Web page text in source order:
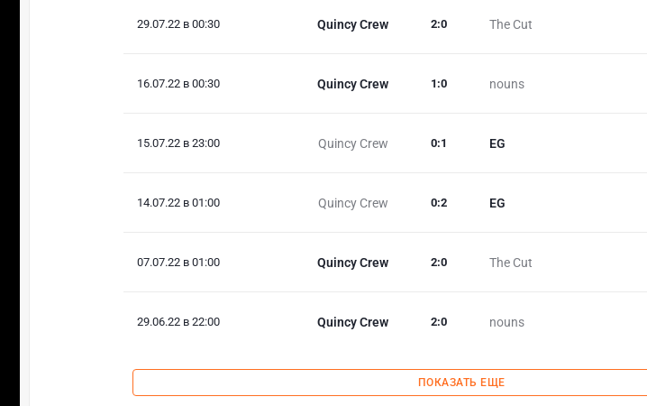
29.07.22 в 00:30 Quincy Crew The Cut
2:0
16.07.22 в 00:30 Quincy Crew nouns
1 :0
15.07.22 в 23:00 Quincy Crew EG
0:1
14.07.22 в 01:00 Quincy Crew EG
0:2
07.07.22 в 01:00 Quincy Crew The Cut
2:0
29.06.22 в 22:00 Quincy Crew nouns
2:0
ПОКАЗАТЬ ЕЩЕ